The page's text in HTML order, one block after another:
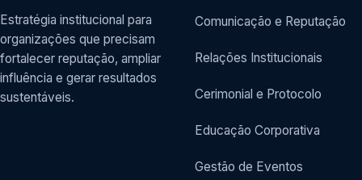
Estratégia institucional para
organizações que precisam
fortalecer reputação, ampliar
influência e gerar resultados
sustentáveis.
Comunicação e Reputação
Relações Institucionais
Cerimonial e Protocolo
Educação Corporativa
Gestão de Eventos